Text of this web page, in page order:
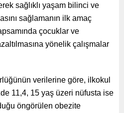
sağlıklı yaşam bilinci ve
sağlamanın ilk amaç
çocuklar ve
yönelik çalışmalar
verilerine göre, ilkokul
11,4, 15 yaş üzeri nüfusta ise
öngörülen obezite